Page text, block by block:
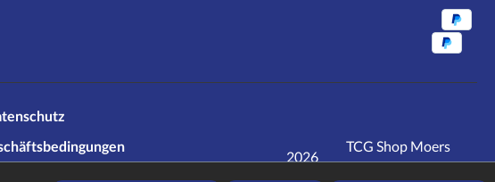
2026
TCG Shop Moers
realisiert mitjd.tec